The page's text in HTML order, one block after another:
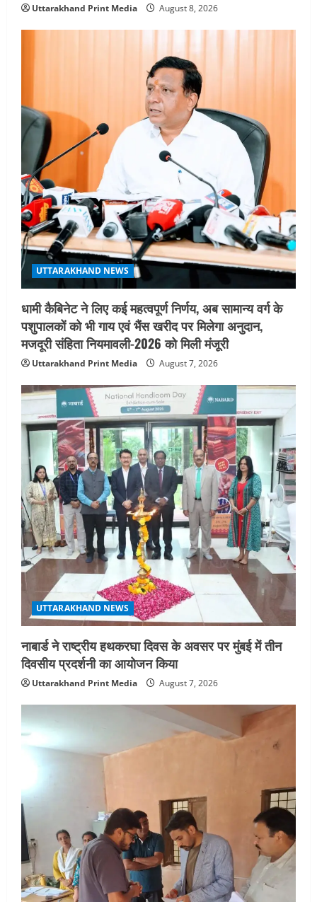
Uttarakhand Print Media August 8, 2026
UTTARAKHAND NEWS
धामी कैबिनेट ने लिए कई महत्वपूर्ण निर्णय, अब सामान्य वर्ग के
पशुपालकों को भी गाय एवं भैंस खरीद पर मिलेगा अनुदान,
मजदूरी संहिता नियमावली-2026 को मिली मंजूरी
Uttarakhand Print Media August 7, 2026
UTTARAKHAND NEWS
नाबार्ड ने राष्ट्रीय हथकरघा दिवस के अवसर पर मुंबई में तीन
दिवसीय प्रदर्शनी का आयोजन किया
Uttarakhand Print Media August 7, 2026